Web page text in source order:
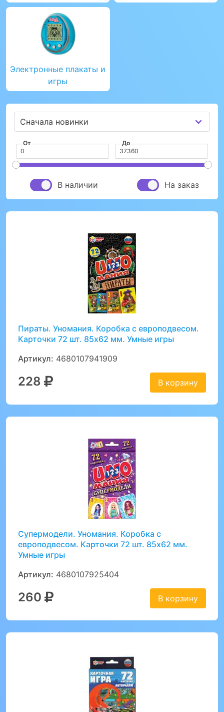
Электронные плакаты и
игры
От До
В наличии На заказ
Пираты. Уномания. Коробка с европодвесом.
Карточки 72 шт. 85х62 мм. Умные игры
Артикул: 4680107941909
228 В корзину
Супермодели. Уномания. Коробка с
европодвесом. Карточки 72 шт. 85х62 мм.
Умные игры
Артикул: 4680107925404
260 В корзину